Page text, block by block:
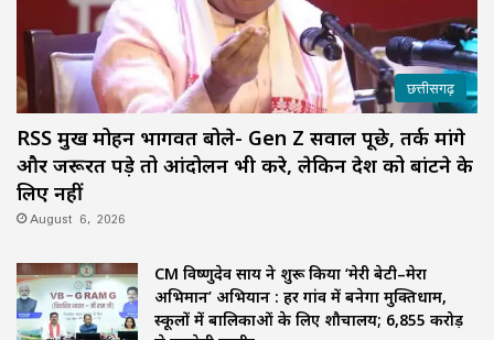
छत्तीसगढ़
RSS प्रमुख मोहन भागवत बोले- Gen Z सवाल पूछे, तर्क मांगे
और जरूरत पड़े तो आंदोलन भी करे, लेकिन देश को बांटने के
लिए नहीं
August 6, 2026
CM विष्णुदेव साय ने शुरू किया ‘मेरी बेटी–मेरा
अभिमान’ अभियान : हर गांव में बनेगा मुक्तिधाम,
स्कूलों में बालिकाओं के लिए शौचालय; 6,855 करोड़